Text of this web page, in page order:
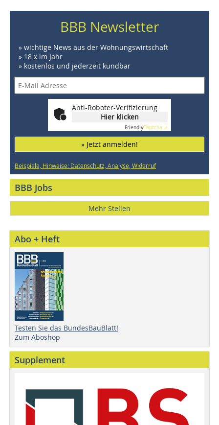
BBB Newsletter
» wichtige News aus der Wohnungswirtschaft
» 18 x im Jahr
» kostenlos und jederzeit kündbar
Anti-Roboter-Verifizierung
Hier klicken
FriendlyCaptcha ⇗
» Jetzt anmelden!
Beispiele, Hinweise: Datenschutz, Analyse, Widerruf
BBB Jobs
Mehr Stellen
Abo + Heft
Testen Sie das BundesBauBlatt!
Zum Aboshop
Supplement